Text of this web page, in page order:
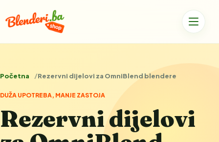
Početna Rezervni dijelovi za OmniBlend blendere
DUŽA UPOTREBA, MANJE ZASTOJA
Rezervni dijelovi